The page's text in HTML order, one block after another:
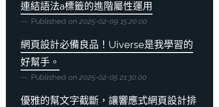
連結語法a標籤的進階屬性運用
Published on 2025-02-09 15:20:00
網頁設計必備良品！Uiverse是我學習的
好幫手。
Published on 2025-02-05 21:30:00
優雅的幫文字截斷，讓響應式網頁設計排